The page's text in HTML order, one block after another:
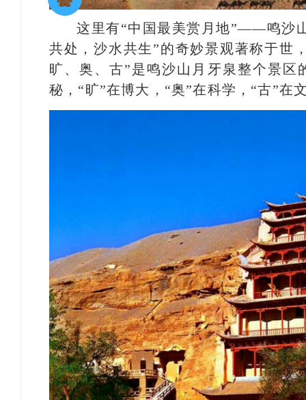
这里有“中国最美赏月地”——鸣沙
共处，沙水共生”的奇妙景观著称于
旷、奥、古”是鸣沙山月牙泉整个景区
秘，“旷”在博大，“奥”在科学，“古”在